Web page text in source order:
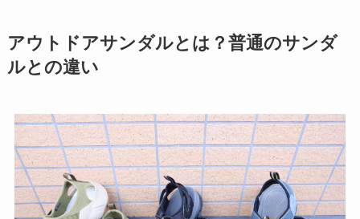
アウトドアサンダルとは？普通のサンダ
ルとの違い